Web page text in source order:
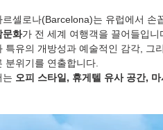
르셀로나(Barcelona)는 유럽에서 손
문화가 전 세계 여행객을 끌어들입니
특유의 개방성과 예술적인 감각, 그
분위기를 연출합니다.
는 오피 스타일, 휴게텔 유사 공간,